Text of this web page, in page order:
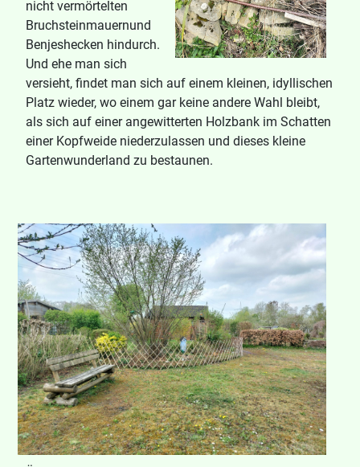
nicht vermörtelten
Bruchsteinmauernund
Benjeshecken hindurch.
Und ehe man sich
versieht, findet man sich auf einem kleinen, idyllischen
Platz wieder, wo einem gar keine andere Wahl bleibt,
als sich auf einer angewitterten Holzbank im Schatten
einer Kopfweide niederzulassen und dieses kleine
Gartenwunderland zu bestaunen.